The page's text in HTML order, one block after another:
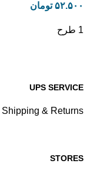
۵۲.۵۰۰ تومان
1 طرح
UPS SERVICE
Shipping & Returns
STORES